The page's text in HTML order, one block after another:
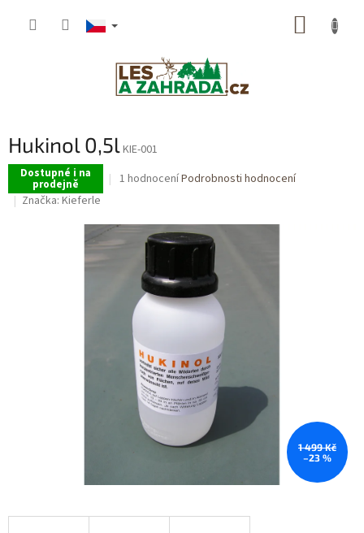
Hukinol 0,5lKIE-001
Dostupné i na
prodejně
Průměrné
je
hvězdiček.
1 hodnoceníPodrobnosti hodnocení
Značka: Kieferle
1 499 Kč
–23 %